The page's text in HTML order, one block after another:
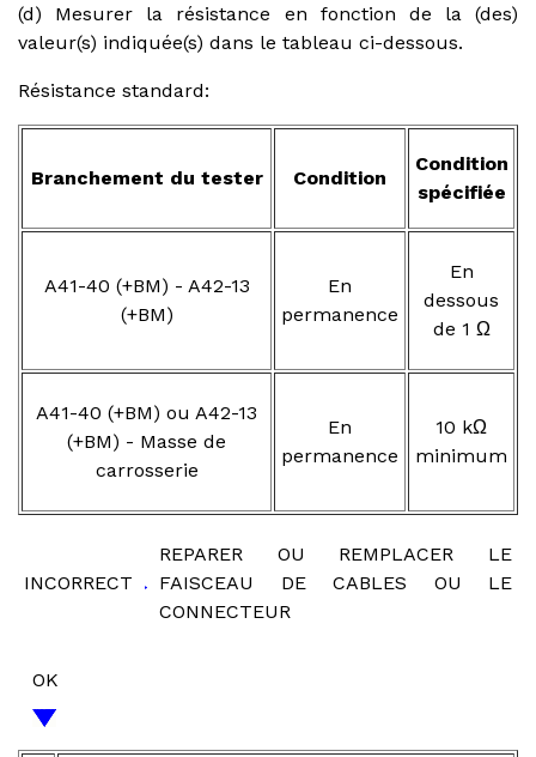
(d) Mesurer la résistance en fonction de la (des)
valeur(s) indiquée(s) dans le tableau ci-dessous.
Résistance standard:
Branchement du tester Condition
Condition
spécifiée
A41-40 (+BM) - A42-13
(+BM)
En
permanence
En
dessous
de 1 Ω
A41-40 (+BM) ou A42-13
(+BM) - Masse de
carrosserie
En
permanence
10 kΩ
minimum
INCORRECT
REPARER OU REMPLACER LE
FAISCEAU DE CABLES OU LE
CONNECTEUR
OK